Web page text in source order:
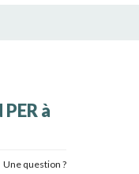
à
Une question ?